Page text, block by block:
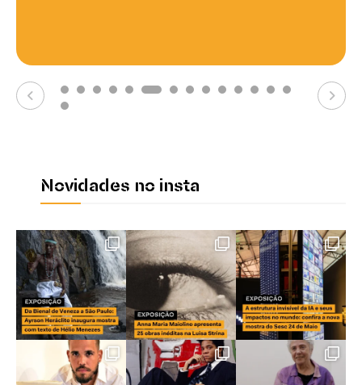
Novidades no insta